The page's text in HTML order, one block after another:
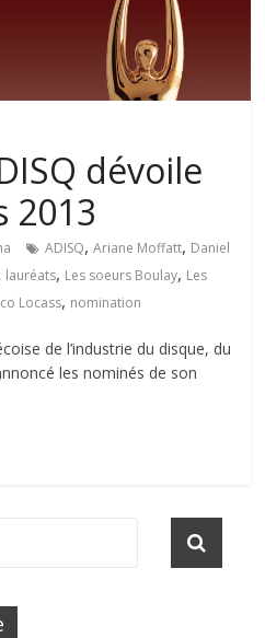
dévoile
2013
ADISQ,Ariane Moffatt, Daniel
lauréats, Les soeurs Boulay, Les
Locass, nomination
de l’industrie du disque, du
les nominés de son